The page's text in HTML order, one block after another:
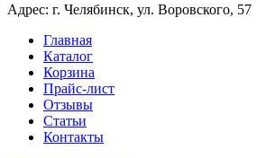
Адрес: г. Челябинск, ул. Воровского, 57
Главная
Каталог
Корзина
Прайс-лист
Отзывы
Статьи
Контакты